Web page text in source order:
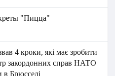
"Пицца"
4 кроки, які має зробити
закордонних справ НАТО
в Брюсселі